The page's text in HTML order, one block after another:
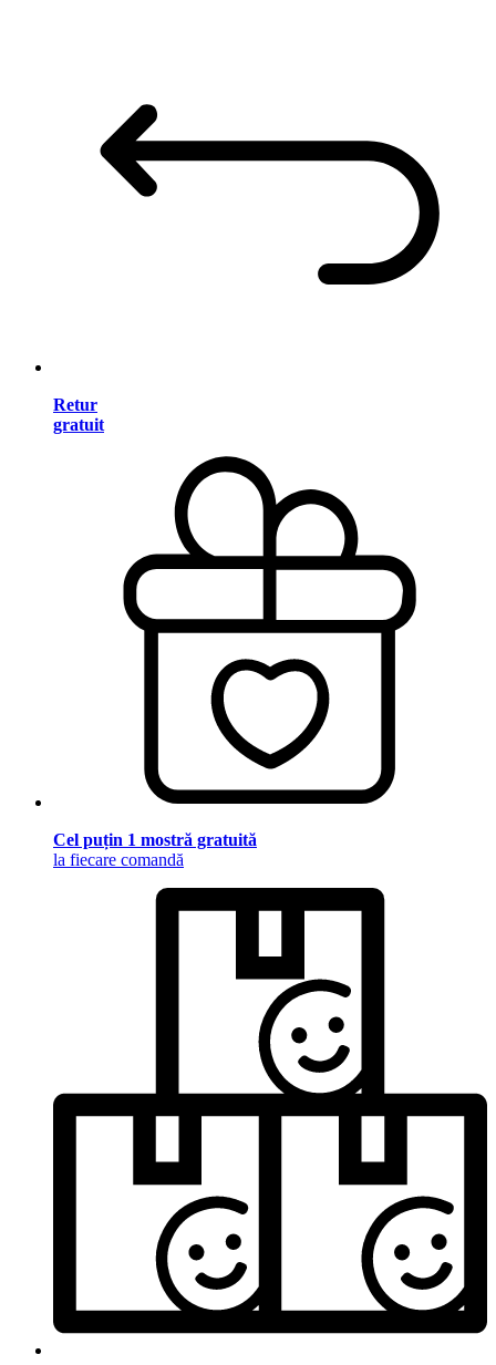
Retur
gratuit
Cel puțin 1 mostră gratuită
la fiecare comandă